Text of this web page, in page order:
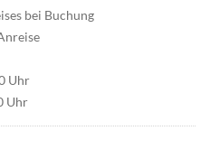
bei Buchung
Uhr
Uhr